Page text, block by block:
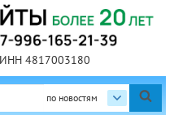
4817003180
по новостям